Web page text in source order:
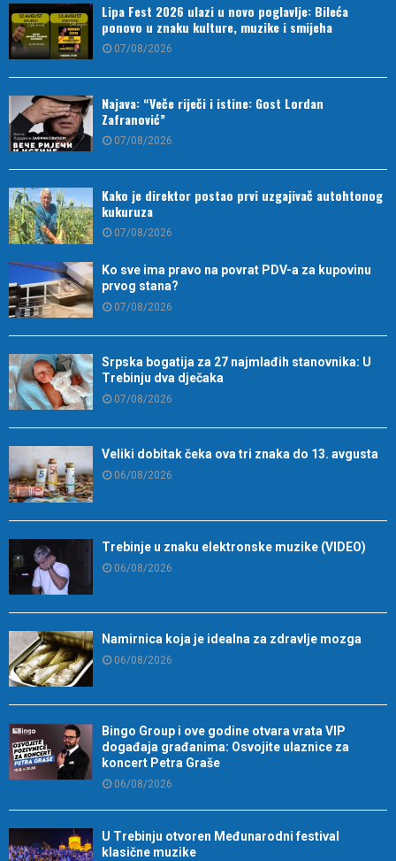
Lipa Fest 2026 ulazi u novo poglavlje: Bileća
ponovo u znaku kulture, muzike i smijeha
07/08/2026
Najava: “Veče riječi i istine: Gost Lordan
Zafranović”
07/08/2026
Kako je direktor postao prvi uzgajivač autohtonog
kukuruza
07/08/2026
Ko sve ima pravo na povrat PDV-a za kupovinu
prvog stana?
07/08/2026
Srpska bogatija za 27 najmlađih stanovnika: U
Trebinju dva dječaka
07/08/2026
Veliki dobitak čeka ova tri znaka do 13. avgusta
06/08/2026
Trebinje u znaku elektronske muzike (VIDEO)
06/08/2026
Namirnica koja je idealna za zdravlje mozga
06/08/2026
Bingo Group i ove godine otvara vrata VIP
događaja građanima: Osvojite ulaznice za
koncert Petra Graše
06/08/2026
U Trebinju otvoren Međunarodni festival
klasične muzike